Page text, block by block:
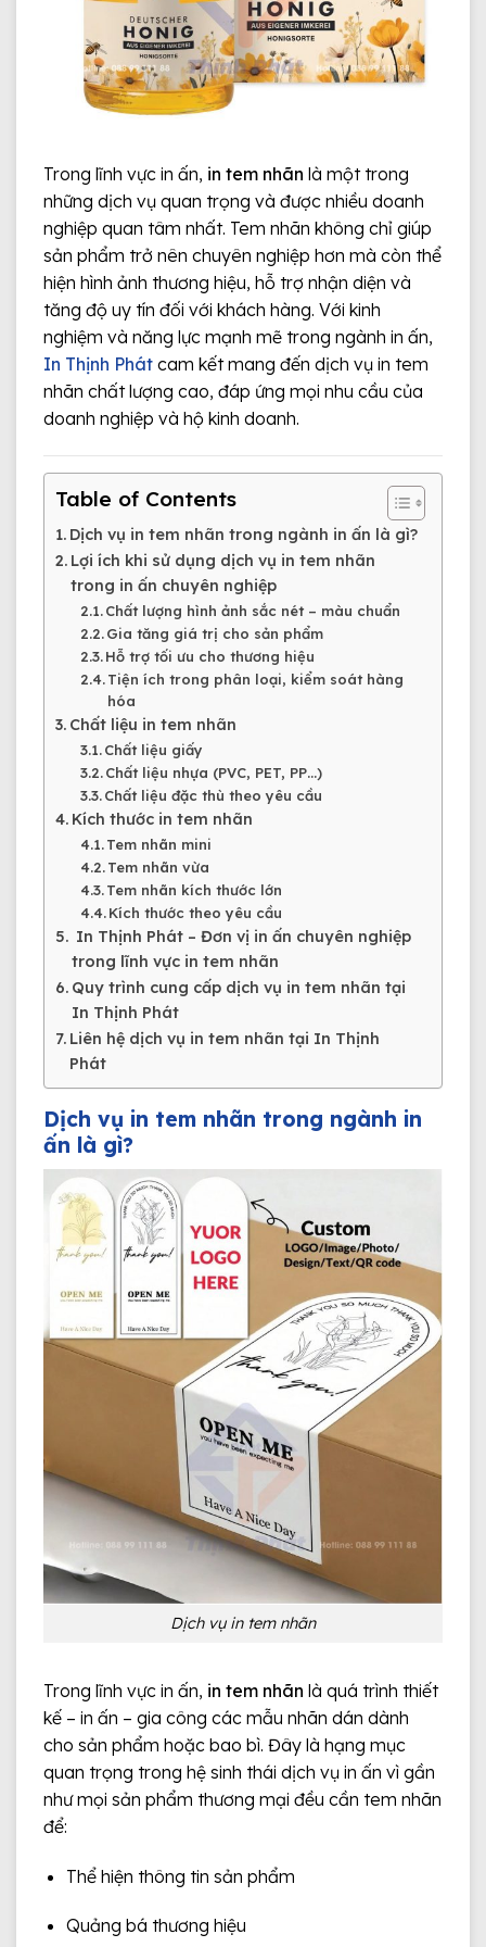
Trong lĩnh vực in ấn, in tem nhãn là một trong
những dịch vụ quan trọng và được nhiều doanh
nghiệp quan tâm nhất. Tem nhãn không chỉ giúp
sản phẩm trở nên chuyên nghiệp hơn mà còn thể
hiện hình ảnh thương hiệu, hỗ trợ nhận diện và
tăng độ uy tín đối với khách hàng. Với kinh
nghiệm và năng lực mạnh mẽ trong ngành in ấn,
In Thịnh Phát cam kết mang đến dịch vụ in tem
nhãn chất lượng cao, đáp ứng mọi nhu cầu của
doanh nghiệp và hộ kinh doanh.
Table of Contents
Dịch vụ in tem nhãn trong ngành in ấn là gì?
Lợi ích khi sử dụng dịch vụ in tem nhãn
trong in ấn chuyên nghiệp
Chất lượng hình ảnh sắc nét – màu chuẩn
Gia tăng giá trị cho sản phẩm
Hỗ trợ tối ưu cho thương hiệu
Tiện ích trong phân loại, kiểm soát hàng
hóa
Chất liệu in tem nhãn
Chất liệu giấy
Chất liệu nhựa (PVC, PET, PP…)
Chất liệu đặc thù theo yêu cầu
Kích thước in tem nhãn
Tem nhãn mini
Tem nhãn vừa
Tem nhãn kích thước lớn
Kích thước theo yêu cầu
In Thịnh Phát – Đơn vị in ấn chuyên nghiệp
trong lĩnh vực in tem nhãn
Quy trình cung cấp dịch vụ in tem nhãn tại
In Thịnh Phát
Liên hệ dịch vụ in tem nhãn tại In Thịnh
Phát
Dịch vụ in tem nhãn trong ngành in
ấn là gì?
Dịch vụ in tem nhãn
Trong lĩnh vực in ấn, in tem nhãn là quá trình thiết
kế – in ấn – gia công các mẫu nhãn dán dành
cho sản phẩm hoặc bao bì. Đây là hạng mục
quan trọng trong hệ sinh thái dịch vụ in ấn vì gần
như mọi sản phẩm thương mại đều cần tem nhãn
để:
Thể hiện thông tin sản phẩm
Quảng bá thương hiệu